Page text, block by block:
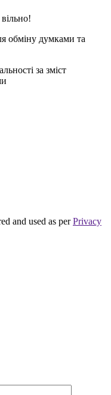
обміну думками та
за зміст
and used as perPrivacy